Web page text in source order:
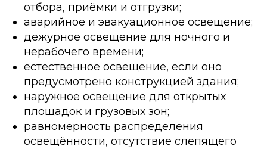
отбора, приёмки и отгрузки;
аварийное и эвакуационное освещение;
дежурное освещение для ночного и
нерабочего времени;
естественное освещение, если оно
предусмотрено конструкцией здания;
наружное освещение для открытых
площадок и грузовых зон;
равномерность распределения
освещённости, отсутствие слепящего